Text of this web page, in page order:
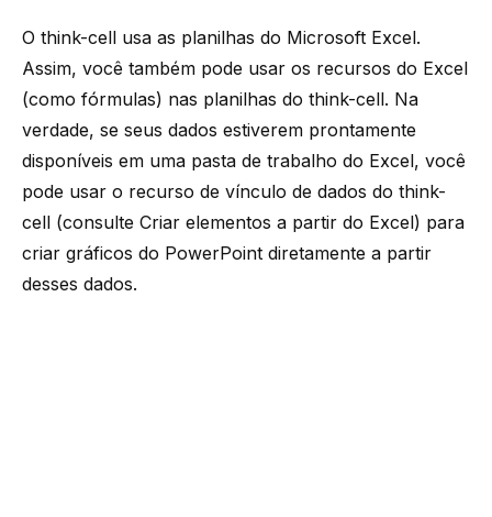
O think-cell usa as planilhas do Microsoft Excel.
Assim, você também pode usar os recursos do Excel
(como fórmulas) nas planilhas do think-cell. Na
verdade, se seus dados estiverem prontamente
disponíveis em uma pasta de trabalho do Excel, você
pode usar o recurso de vínculo de dados do think-
cell (consulte Criar elementos a partir do Excel) para
criar gráficos do PowerPoint diretamente a partir
desses dados.